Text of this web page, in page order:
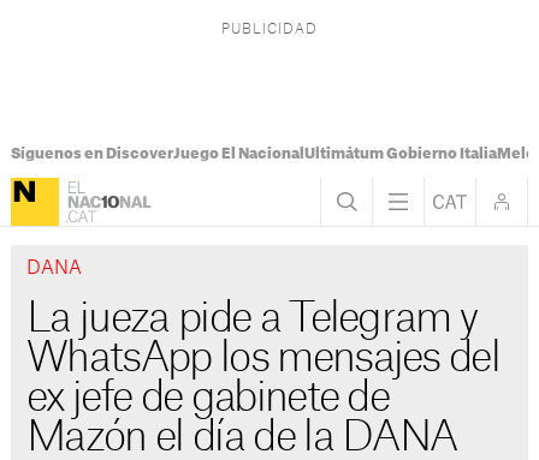
Síguenos en DiscoverJuego El Nacional Ultimátum Gobierno Italia
DANA
La jueza pide a Telegram y
WhatsApp los mensajes del
ex jefe de gabinete de
Mazón el día de la DANA